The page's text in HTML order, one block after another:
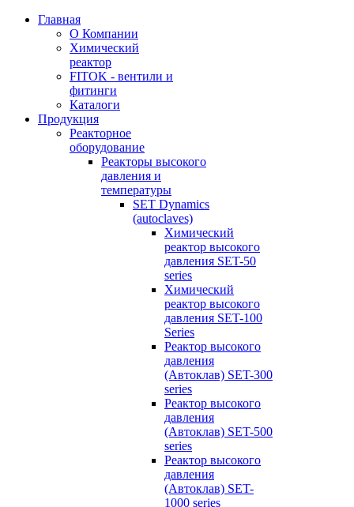
Главная
О Компании
Химический
реактор
FITOK - вентили и
фитинги
Каталоги
Продукция
Реакторное
оборудование
Реакторы высокого
давления и
температуры
SET Dynamics
(autoclaves)
Химический
реактор высокого
давления SET-50
series
Химический
реактор высокого
давления SET-100
Series
Реактор высокого
давления
(Автоклав) SET-300
series
Реактор высокого
давления
(Автоклав) SET-500
series
Реактор высокого
давления
(Автоклав) SET-
1000 series